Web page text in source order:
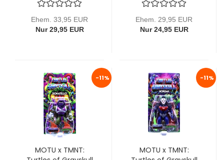
Mattel
Ehem. 33,95 EUR
Nur 29,95 EUR
(Reptile Wars) von
Mattel
Ehem. 29,95 EUR
Nur 24,95 EUR
-11%
MOTU x TMNT:
-11%
MOTU x TMNT: